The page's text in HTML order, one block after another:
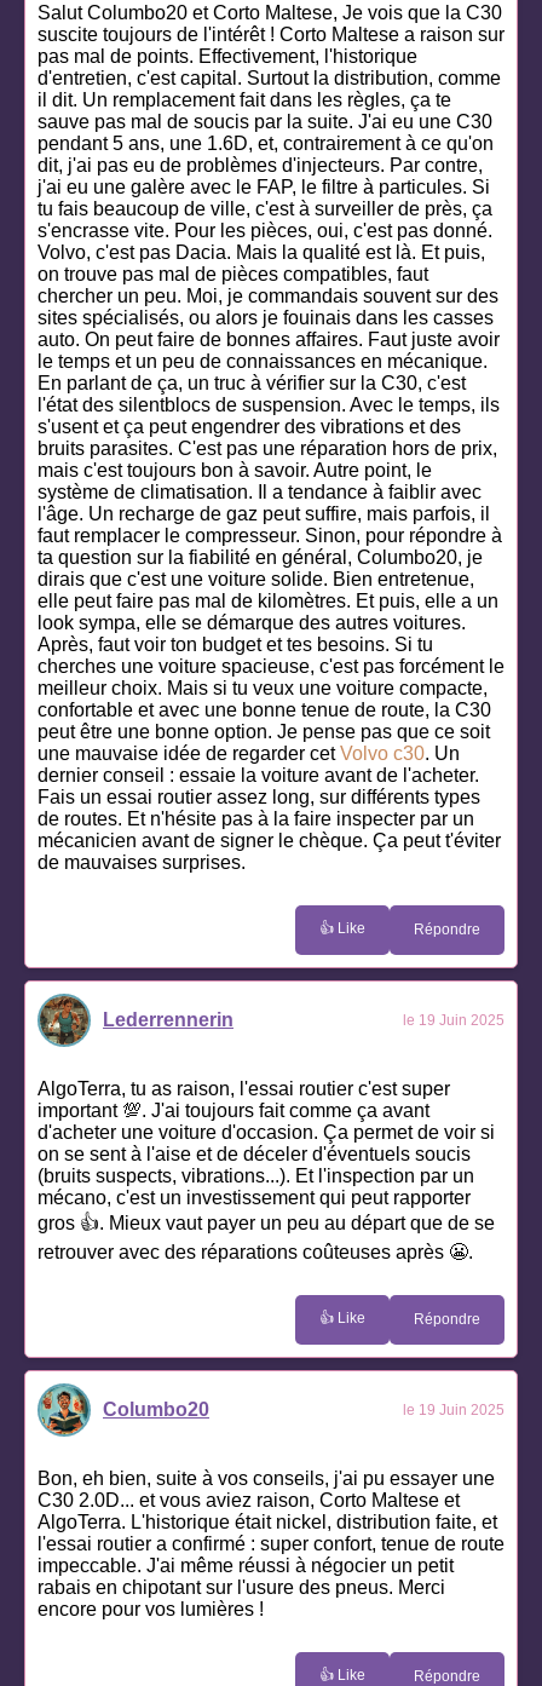
Salut Columbo20 et Corto Maltese, Je vois que la C30
suscite toujours de l'intérêt ! Corto Maltese a raison sur
pas mal de points. Effectivement, l'historique
d'entretien, c'est capital. Surtout la distribution, comme
il dit. Un remplacement fait dans les règles, ça te
sauve pas mal de soucis par la suite. J'ai eu une C30
pendant 5 ans, une 1.6D, et, contrairement à ce qu'on
dit, j'ai pas eu de problèmes d'injecteurs. Par contre,
j'ai eu une galère avec le FAP, le filtre à particules. Si
tu fais beaucoup de ville, c'est à surveiller de près, ça
s'encrasse vite. Pour les pièces, oui, c'est pas donné.
Volvo, c'est pas Dacia. Mais la qualité est là. Et puis,
on trouve pas mal de pièces compatibles, faut
chercher un peu. Moi, je commandais souvent sur des
sites spécialisés, ou alors je fouinais dans les casses
auto. On peut faire de bonnes affaires. Faut juste avoir
le temps et un peu de connaissances en mécanique.
En parlant de ça, un truc à vérifier sur la C30, c'est
l'état des silentblocs de suspension. Avec le temps, ils
s'usent et ça peut engendrer des vibrations et des
bruits parasites. C'est pas une réparation hors de prix,
mais c'est toujours bon à savoir. Autre point, le
système de climatisation. Il a tendance à faiblir avec
l'âge. Un recharge de gaz peut suffire, mais parfois, il
faut remplacer le compresseur. Sinon, pour répondre à
ta question sur la fiabilité en général, Columbo20, je
dirais que c'est une voiture solide. Bien entretenue,
elle peut faire pas mal de kilomètres. Et puis, elle a un
look sympa, elle se démarque des autres voitures.
Après, faut voir ton budget et tes besoins. Si tu
cherches une voiture spacieuse, c'est pas forcément le
meilleur choix. Mais si tu veux une voiture compacte,
confortable et avec une bonne tenue de route, la C30
peut être une bonne option. Je pense pas que ce soit
une mauvaise idée de regarder cetVolvo c30. Un
dernier conseil : essaie la voiture avant de l'acheter.
Fais un essai routier assez long, sur différents types
de routes. Et n'hésite pas à la faire inspecter par un
mécanicien avant de signer le chèque. Ça peut t'éviter
de mauvaises surprises.
👍 Like Répondre
Lederrennerin le 19 Juin 2025
AlgoTerra, tu as raison, l'essai routier c'est super
important 💯. J'ai toujours fait comme ça avant
d'acheter une voiture d'occasion. Ça permet de voir si
on se sent à l'aise et de déceler d'éventuels soucis
(bruits suspects, vibrations...). Et l'inspection par un
mécano, c'est un investissement qui peut rapporter
gros 👍. Mieux vaut payer un peu au départ que de se
retrouver avec des réparations coûteuses après 😬.
👍 Like Répondre
Columbo20 le 19 Juin 2025
Bon, eh bien, suite à vos conseils, j'ai pu essayer une
C30 2.0D... et vous aviez raison, Corto Maltese et
AlgoTerra. L'historique était nickel, distribution faite, et
l'essai routier a confirmé : super confort, tenue de route
impeccable. J'ai même réussi à négocier un petit
rabais en chipotant sur l'usure des pneus. Merci
encore pour vos lumières !
👍 Like Répondre